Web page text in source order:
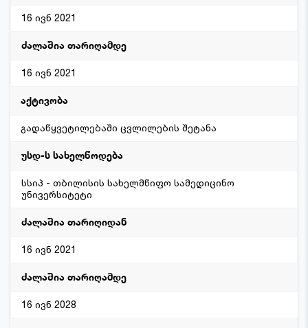
16 ივნ 2021
16 ივნ 2021
გადაწყვეტილებაში ცვლილების შეტანა
სსიპ - თბილისის სახელმწიფო სამედიცინო
უნივერსიტეტი
16 ივნ 2021
16 ივნ 2028